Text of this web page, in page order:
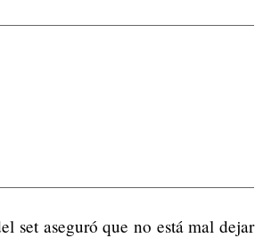
set aseguró que no está mal dejar